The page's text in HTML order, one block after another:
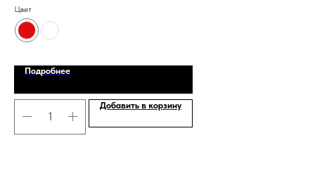
Цвет
Подробнее
Добавить в корзину